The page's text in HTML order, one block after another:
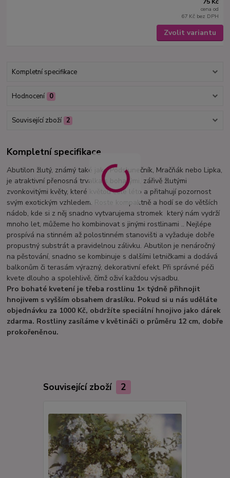
cena od
67 Kč bez DPH
Zvolit variantu
Kompletní specifikace
Hodnocení 0
Související zboží 2
Kompletní specifikace
Abutilon žlutý, známý také jako Podslunečník, Mračňák nebo Lipka,
je atraktivní přenosná trvalka s bohatými, zářivě žlutými
zvonkovitými květy, které květou celé léto a přitahují pozornost
svým exotickým vzhledem. Roste kompaktně a hodí se do větších
nádob, kde si z něj snadno vytvarujema stromek který nám vydrží
mnoho let, můžeme ho kombinovat s jinými rostlinami .. Nejlépe
prospívá na stinném až polostinném stanovišti a vyžaduje dobře
propustný substrát a pravidelnou zálivku. Abutilon je nenáročný
na pěstování, snadno se kombinuje s dalšími letničkami a dodává
balkonům či terasám výrazný, dekorativní efekt. Při správné péči
kvete dlouho a spolehlivě, čímž oživí každou výsadbu.
Pro bohaté kvetení je třeba rostlinu 1× týdně přihnojit
hnojivem s vyšším obsahem draslíku. Pokud si u nás uděláte
objednávku za 1000 Kč, obdržíte speciální hnojivo jako dárek
zdarma. Rostliny zasíláme v květináči o průměru 12 cm, dobře
prokořeněnou.
Související zboží 2